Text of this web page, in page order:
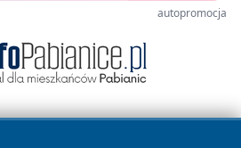
autopromocja